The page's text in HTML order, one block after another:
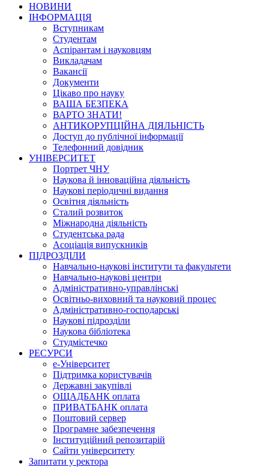
НОВИНИ
ІНФОРМАЦІЯ
Вступникам
Студентам
Аспірантам і науковцям
Викладачам
Вакансії
Документи
Цікаво про науку
ВАША БЕЗПЕКА
ВАРТО ЗНАТИ!
АНТИКОРУПЦІЙНА ДІЯЛЬНІСТЬ
Доступ до публічної інформації
Телефонний довідник
УНІВЕРСИТЕТ
Портрет ЧНУ
Наукова й інноваційна діяльність
Наукові періодичні видання
Освітня діяльність
Сталий розвиток
Міжнародна діяльність
Студентська рада
Асоціація випускників
ПІДРОЗДІЛИ
Навчально-наукові інститути та факультети
Навчально-наукові центри
Адміністративно-управлінські
Освітньо-виховний та науковий процес
Адміністративно-господарські
Наукові підрозділи
Наукова бібліотека
Студмістечко
РЕСУРСИ
е-Університет
Підтримка користувачів
Державні закупівлі
ОЩАДБАНК оплата
ПРИВАТБАНК оплата
Поштовий сервер
Програмне забезпечення
Інституційний репозитарій
Сайти університету
Запитати у ректора